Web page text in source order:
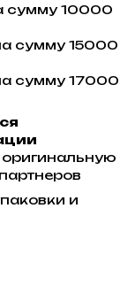
сумму 10000
сумму 15000
сумму 17000
и